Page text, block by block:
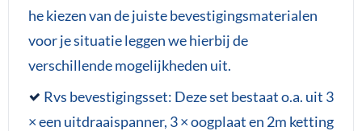
he kiezen van de juiste bevestigingsmaterialen
voor je situatie leggen we hierbij de
verschillende mogelijkheden uit.
Rvs bevestigingsset: Deze set bestaat o.a. uit 3
× een uitdraaispanner, 3 × oogplaat en 2m ketting